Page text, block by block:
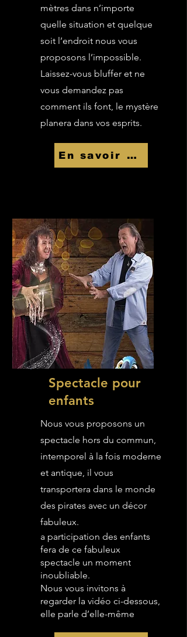
mètres dans n’importe
quelle situation et quelque
soit l’endroit nous vous
proposons l’impossible.
Laissez-vous bluffer et ne
vous demandez pas
comment ils font, le mystère
planera dans vos esprits.
En savoir Plus
Spectacle pour
enfants
Nous vous proposons un
spectacle hors du commun,
intemporel à la fois moderne
et antique, il vous
transportera dans le monde
des pirates avec un décor
fabuleux.
a participation des enfants
fera de ce fabuleux
spectacle un moment
inoubliable.
Nous vous invitons à
regarder la vidéo ci-dessous,
elle parle d’elle-même